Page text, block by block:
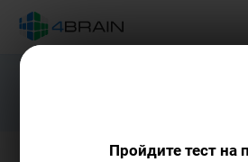
Подарим
Пройдите тест на